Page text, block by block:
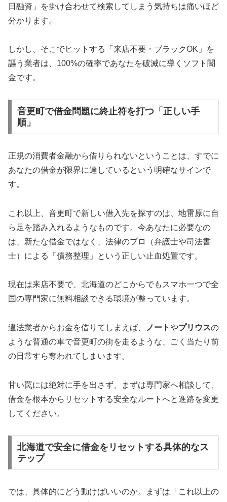
日融資」を掛け合わせて検索してしまう気持ちは痛いほど
分かります。
しかし、そこでヒットする「来店不要・ブラックOK」を
謳う業者は、100%の確率であなたを破滅に導くソフト闇
金です。
音更町で借金問題に終止符を打つ「正しい手
順」
正規の消費者金融から借りられないということは、すでに
あなたの借金が限界に達しているという明確なサインで
す。
これ以上、音更町で新しい借入先を探すのは、地雷原に自
ら足を踏み入れるようなものです。今あなたに必要なの
は、新たな借金ではなく、法律のプロ（弁護士や司法書
士）による「債務整理」という正しい止血処置です。
現在は来店不要で、北海道のどこからでもスマホ一つで全
国の専門家に無料相談できる環境が整っています。
違法業者からお金を借りてしまえば、 ノートやプリウスの
ような普通の車で音更町の街を走るような、ごく当たり前
の日常すら奪われてしまいます。
甘い罠には絶対に手を出さず、まずは専門家へ相談して、
借金を根本からリセットする安全なルートへと進路を変更
してください。
北海道で安全に借金をリセットする具体的なス
テップ
では、具体的にどう動けばいいのか。まずは「これ以上の